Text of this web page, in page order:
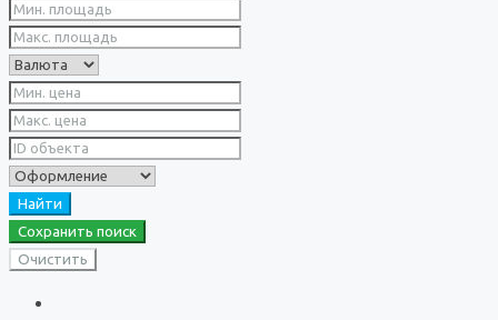
Найти
Сохранить поиск
Очистить